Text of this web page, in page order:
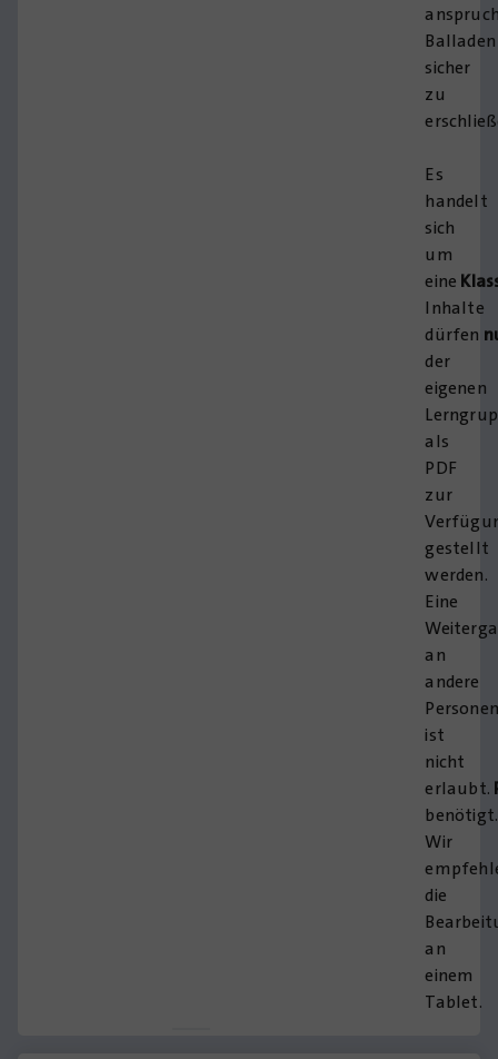
Balladen
sicher
zu
Es
handelt
sich
um
eine
Inhalte
dürfen
der
eigenen
als
PDF
zur
gestellt
werden.
Eine
an
andere
Personen
ist
nicht
erlaubt.
benötigt.
Wir
die
an
einem
Tablet.